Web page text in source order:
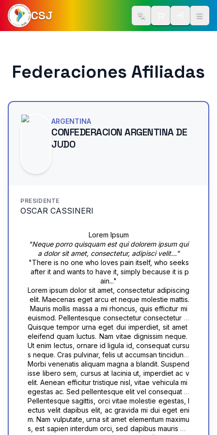
CSJ Cambiar idiomaIniciarAbrir
Federaciones Afiliadas
ARGENTINA
CONFEDERACION ARGENTINA DE
JUDO
PRESIDENTE
OSCAR CASSINERI
Lorem Ipsum
"Neque porro quisquam est qui dolorem ipsum qui
a dolor sit amet, consectetur, adipisci velit..."
"There is no one who loves pain itself, who seeks
after it and wants to have it, simply because it is p
ain..."
Lorem ipsum dolor sit amet, consectetur adipiscing
elit. Maecenas eget arcu et neque molestie mattis.
Mauris mollis massa a mi rhoncus, quis efficitur mi
euismod. Pellentesque consectetur consectetur m
agna vitae viverra. Quisque molestie ultricies eleif
end. Nulla commodo ullamcorper risus, ut sceleris
que urna aliquet vel. Suspendisse potenti. Vestibul
um tempus interdum urna, non congue lorem vene
natis in. Suspendisse mollis nunc et maximus feugi
at. Donec pharetra lectus at nunc convallis, ac max
imus tortor volutpat. In hac habitasse platea dictum
st. Quisque tincidunt posuere lorem sit amet feugia
t. Cras augue turpis, feugiat at venenatis placerat,
convallis finibus tellus. Curabitur aliquam vestibulu
m aliquam. Morbi eget quam eu odio elementum ia
culis eget et felis. Suspendisse placerat justo nec
Quisque tempor urna eget dui imperdiet, sit amet
eleifend quam luctus. Nam vitae dignissim neque.
Ut enim lectus, ornare id ligula id, consequat cursu
s neque. Cras pulvinar, felis ut accumsan tincidunt,
neque lacus luctus enim, vitae cursus sem elit quis
nisl. Etiam fringilla sem quam, vel maximus ipsum or
nare quis. Etiam arcu nisl, egestas eu volutpat eget
, facilisis eget augue. Phasellus pulvinar consequa
t sodales. Nam tempor, sem ut tincidunt cursus, nisl
mauris ornare diam, ut sodales metus velit in dui. S
ed tellus arcu, egestas rhoncus diam sed, viverra
pellentesque ipsum. Fusce mollis, elit eget dignissi
Morbi venenatis aliquam magna a blandit. Suspend
isse libero sem, cursus at lacinia ut, imperdiet ac v
elit. Aenean efficitur tristique nisl, vitae vehicula mi
egestas ac. Sed pellentesque elit vel consequat m
aximus. Aenean tincidunt odio quis turpis accumsa
n feugiat. Duis commodo mauris at rhoncus sceleri
sque. Mauris ullamcorper ultrices ex.
Pellentesque sagittis, orci vitae molestie egestas, l
ectus velit dapibus elit, ac gravida mi dui eget eni
m. Nam vulputate, urna sit amet elementum maximu
s, est sapien interdum orci, sed dapibus mauris ma